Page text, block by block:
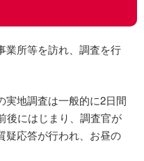
業所等を訪れ、調査を行
実地調査は一般的に2日間
後にはじまり、調査官が
疑応答が行われ、お昼の